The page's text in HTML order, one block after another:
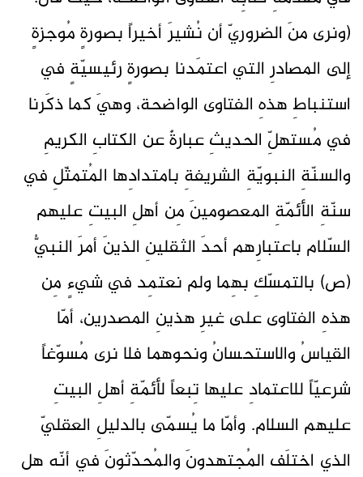
(ونرى منَ الضروريّ أن نُشيرَ أخيراً بصورةٍ مُوجزةٍ
إلى المصادرِ التي اعتمَدنا بصورةٍ رئيسيّةٍ في
استنباطِ هذهِ الفتاوى الواضحة، وهيَ كما ذكَرنا
في مُستهلِّ الحديثِ عبارةٌ عن الكتابِ الكريمِ
والسنّةِ النبويّةِ الشريفةِ بامتدادِها المُتمثّلِ في
سنّةِ الأئمّةِ المعصومينَ مِن أهلِ البيتِ عليهم
السّلام باعتبارِهم أحدَ الثقلينِ الذينَ أمرَ النبيُّ
(ص) بالتمسّكِ بهِما ولم نعتمِد في شيءٍ مِن
هذهِ الفتاوى على غيرِ هذينِ المصدرين، أمّا
القياسُ والاستحسانُ ونحوهما فلا نرى مُسوّغاً
شرعيّاً للاعتمادِ عليها تِبعاً لأئمّةِ أهلِ البيتِ
عليهم السلام. وأمّا ما يُسمّى بالدليلِ العقليّ
الذي اختلَف المُجتهدونَ والمُحدّثونَ في أنّه هل